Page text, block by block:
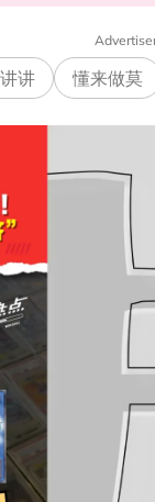
讲 懂来做莫